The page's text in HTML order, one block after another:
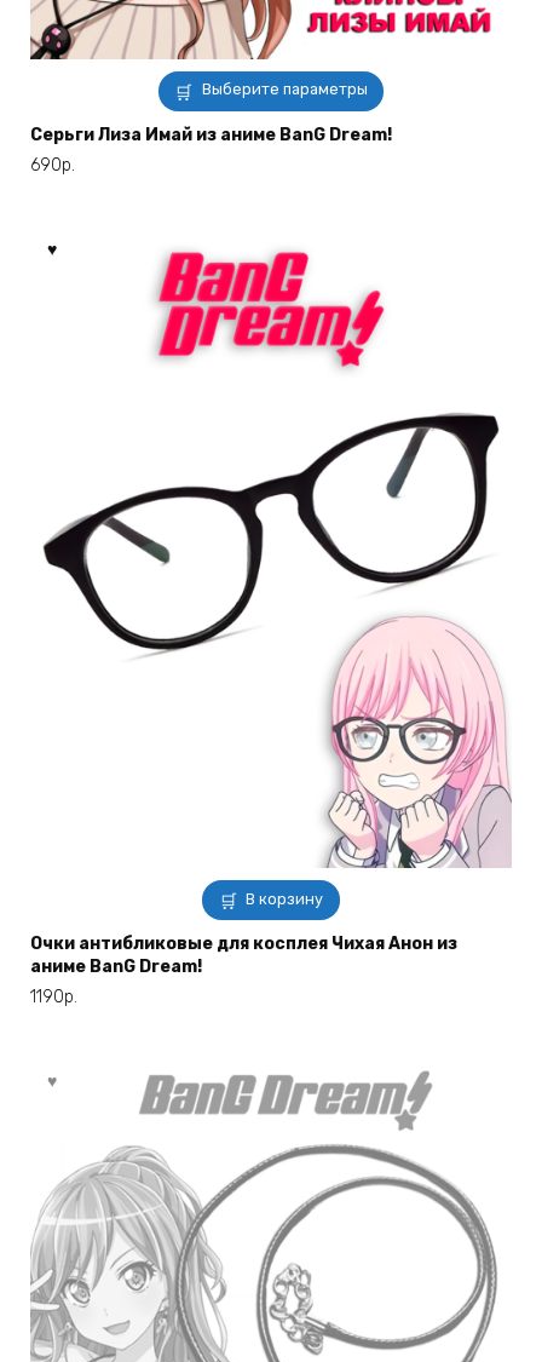
Выберите параметры
Этот
товар
имеет
выбрать
на
странице
товара.
Серьги Лиза Имай из аниме BanG Dream!
690р.
В корзину
Очки антибликовые для косплея Чихая Анон из
аниме BanG Dream!
1190р.